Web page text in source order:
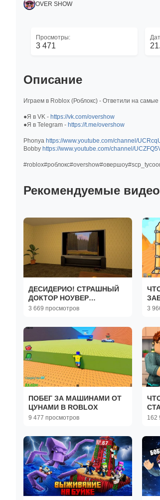
OVER SHOW
Просмотры:
3 471
Описание
Играем в Roblox (Роблокс) - Ответили на
●Я в VK - https://vk.com/overshow
●Я в Telegram - https://t.me/overshow
Phonya https://www.youtube.com/channel/
Bobby https://www.youtube.com/channel/
Рекомендуемые видео
ДЕСИДЕРИО! СТРАШНЫЙ
ДОКТОР НОУВЕР
ВЕРНУЛСЯ В Garry`s Mod
3 669 просмотров 3
ПОБЕГ ЗА МАШИНАМИ ОТ
ЦУНАМИ В ROBLOX
9 477 просмотров 162